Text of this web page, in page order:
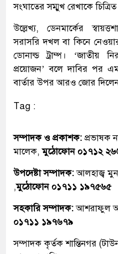
সংঘাতের সম্মুখ রেখাকে
উল্লেখ্য, ডেনমার্কের
সরাসরি দখল বা কিনে
ডোনাল্ড ট্রাম্প। ‘জাতীয়
প্রয়োজন’ বলে দাবির পর
বার্তার উপর আরও জোর দিলেন
Tag :
সম্পাদক ও প্রকাশক: প্রভাষক
মালেক,মুঠোফোন ০১৭১২
উপদেষ্টা সম্পাদক:আলহাজ্ব
,মুঠোফোন ০১৭১১ ১৯৭৫৬৫
সহকারি সম্পাদক:আশরাফুল
০১৭১১ ১৯৭৬৭৯
সম্পাদক কৃর্তক শান্তিনগর